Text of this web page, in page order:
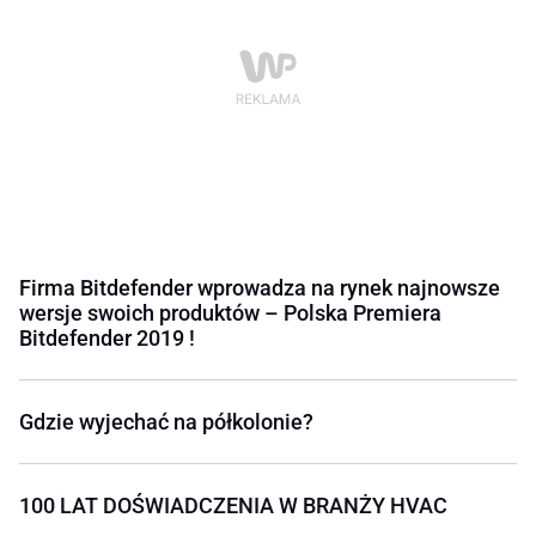
Firma Bitdefender wprowadza na rynek najnowsze
wersje swoich produktów – Polska Premiera
Bitdefender 2019 !
Gdzie wyjechać na półkolonie?
100 LAT DOŚWIADCZENIA W BRANŻY HVAC